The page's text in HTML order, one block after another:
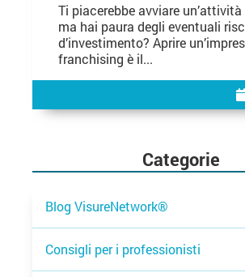
Ti piacerebbe avviare
ma hai paura degli eventuali
d’investimento? Aprire
franchising è il...
Categorie
Blog VisureNetwork®
Consigli per i professionisti